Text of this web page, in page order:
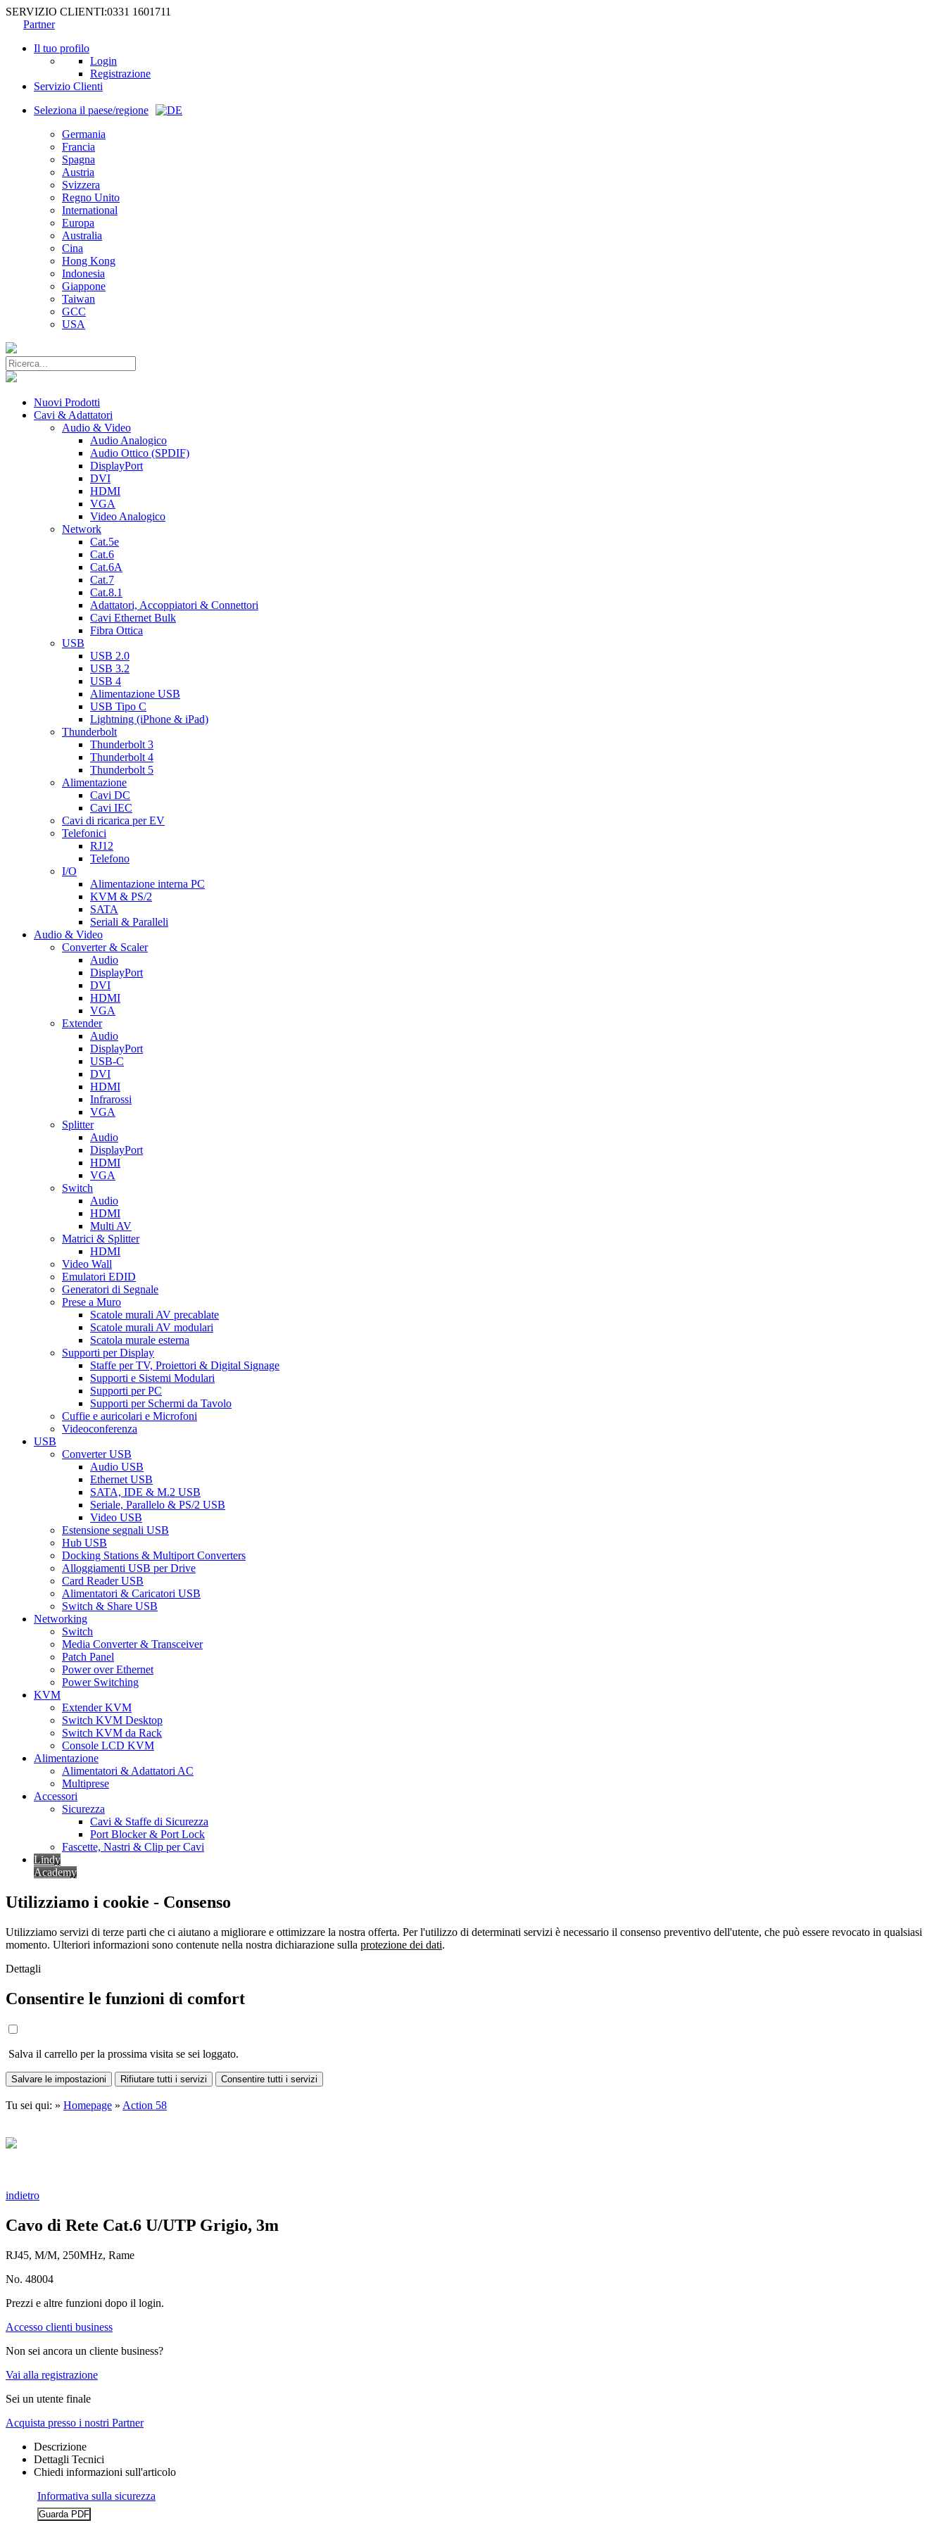
SERVIZIO CLIENTI:0331 1601711
Partner
Il tuo profilo
Login
Registrazione
Servizio Clienti
Seleziona il paese/regione
Germania
Francia
Spagna
Austria
Svizzera
Regno Unito
International
Europa
Australia
Cina
Hong Kong
Indonesia
Giappone
Taiwan
GCC
USA
Nuovi Prodotti
Cavi & Adattatori
Audio & Video
Audio Analogico
Audio Ottico (SPDIF)
DisplayPort
DVI
HDMI
VGA
Video Analogico
Network
Cat.5e
Cat.6
Cat.6A
Cat.7
Cat.8.1
Adattatori, Accoppiatori & Connettori
Cavi Ethernet Bulk
Fibra Ottica
USB
USB 2.0
USB 3.2
USB 4
Alimentazione USB
USB Tipo C
Lightning (iPhone & iPad)
Thunderbolt
Thunderbolt 3
Thunderbolt 4
Thunderbolt 5
Alimentazione
Cavi DC
Cavi IEC
Cavi di ricarica per EV
Telefonici
RJ12
Telefono
I/O
Alimentazione interna PC
KVM & PS/2
SATA
Seriali & Paralleli
Audio & Video
Converter & Scaler
Audio
DisplayPort
DVI
HDMI
VGA
Extender
Audio
DisplayPort
USB-C
DVI
HDMI
Infrarossi
VGA
Splitter
Audio
DisplayPort
HDMI
VGA
Switch
Audio
HDMI
Multi AV
Matrici & Splitter
HDMI
Video Wall
Emulatori EDID
Generatori di Segnale
Prese a Muro
Scatole murali AV precablate
Scatole murali AV modulari
Scatola murale esterna
Supporti per Display
Staffe per TV, Proiettori & Digital Signage
Supporti e Sistemi Modulari
Supporti per PC
Supporti per Schermi da Tavolo
Cuffie e auricolari e Microfoni
Videoconferenza
USB
Converter USB
Audio USB
Ethernet USB
SATA, IDE & M.2 USB
Seriale, Parallelo & PS/2 USB
Video USB
Estensione segnali USB
Hub USB
Docking Stations & Multiport Converters
Alloggiamenti USB per Drive
Card Reader USB
Alimentatori & Caricatori USB
Switch & Share USB
Networking
Switch
Media Converter & Transceiver
Patch Panel
Power over Ethernet
Power Switching
KVM
Extender KVM
Switch KVM Desktop
Switch KVM da Rack
Console LCD KVM
Alimentazione
Alimentatori & Adattatori AC
Multiprese
Accessori
Sicurezza
Cavi & Staffe di Sicurezza
Port Blocker & Port Lock
Fascette, Nastri & Clip per Cavi
Lindy
Academy
Utilizziamo i cookie - Consenso
Utilizziamo servizi di terze parti che ci aiutano a migliorare e ottimizzare la nostra offerta. Per l'utilizzo di determinati servizi è necessario il consenso preventivo dell'utente, che può essere revocato in qualsiasi
momento. Ulteriori informazioni sono contenute nella nostra dichiarazione sulla protezione dei dati.
Dettagli
Consentire le funzioni di comfort
Salva il carrello per la prossima visita se sei loggato.
Salvare le impostazioni Rifiutare tutti i servizi Consentire tutti i servizi
Tu sei qui: » Homepage » Action 58
indietro
Cavo di Rete Cat.6 U/UTP Grigio, 3m
RJ45, M/M, 250MHz, Rame
No. 48004
Prezzi e altre funzioni dopo il login.
Accesso clienti business
Non sei ancora un cliente business?
Vai alla registrazione
Sei un utente finale
Acquista presso i nostri Partner
Descrizione
Dettagli Tecnici
Chiedi informazioni sull'articolo
Informativa sulla sicurezza